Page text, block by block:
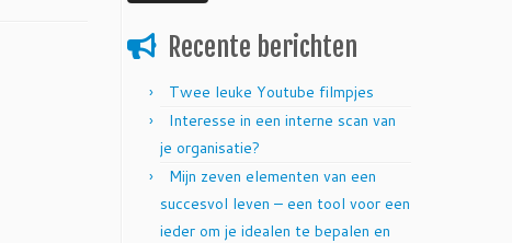
Recente berichten
Twee leuke Youtube filmpjes
Interesse in een interne scan van
je organisatie?
Mijn zeven elementen van een
succesvol leven – een tool voor een
ieder om je idealen te bepalen en